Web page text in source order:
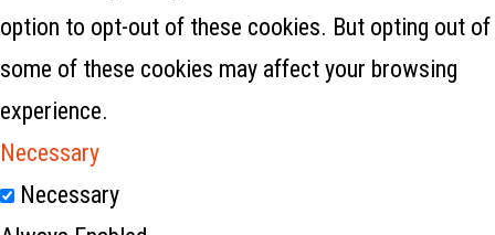
option to opt-out of these cookies. But opting out of
some of these cookies may affect your browsing
experience.
Necessary
Necessary